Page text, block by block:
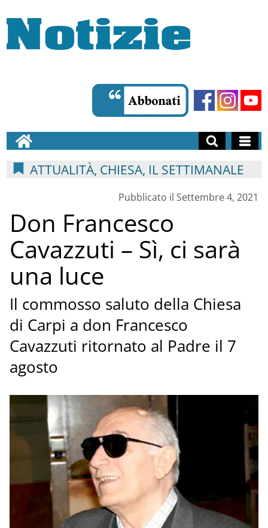
ATTUALITÀ, CHIESA, IL SETTIMANALE
Pubblicato il Settembre 4, 2021
Don Francesco
Cavazzuti – Sì, ci sarà
una luce
Il commosso saluto della Chiesa
di Carpi a don Francesco
Cavazzuti ritornato al Padre il 7
agosto